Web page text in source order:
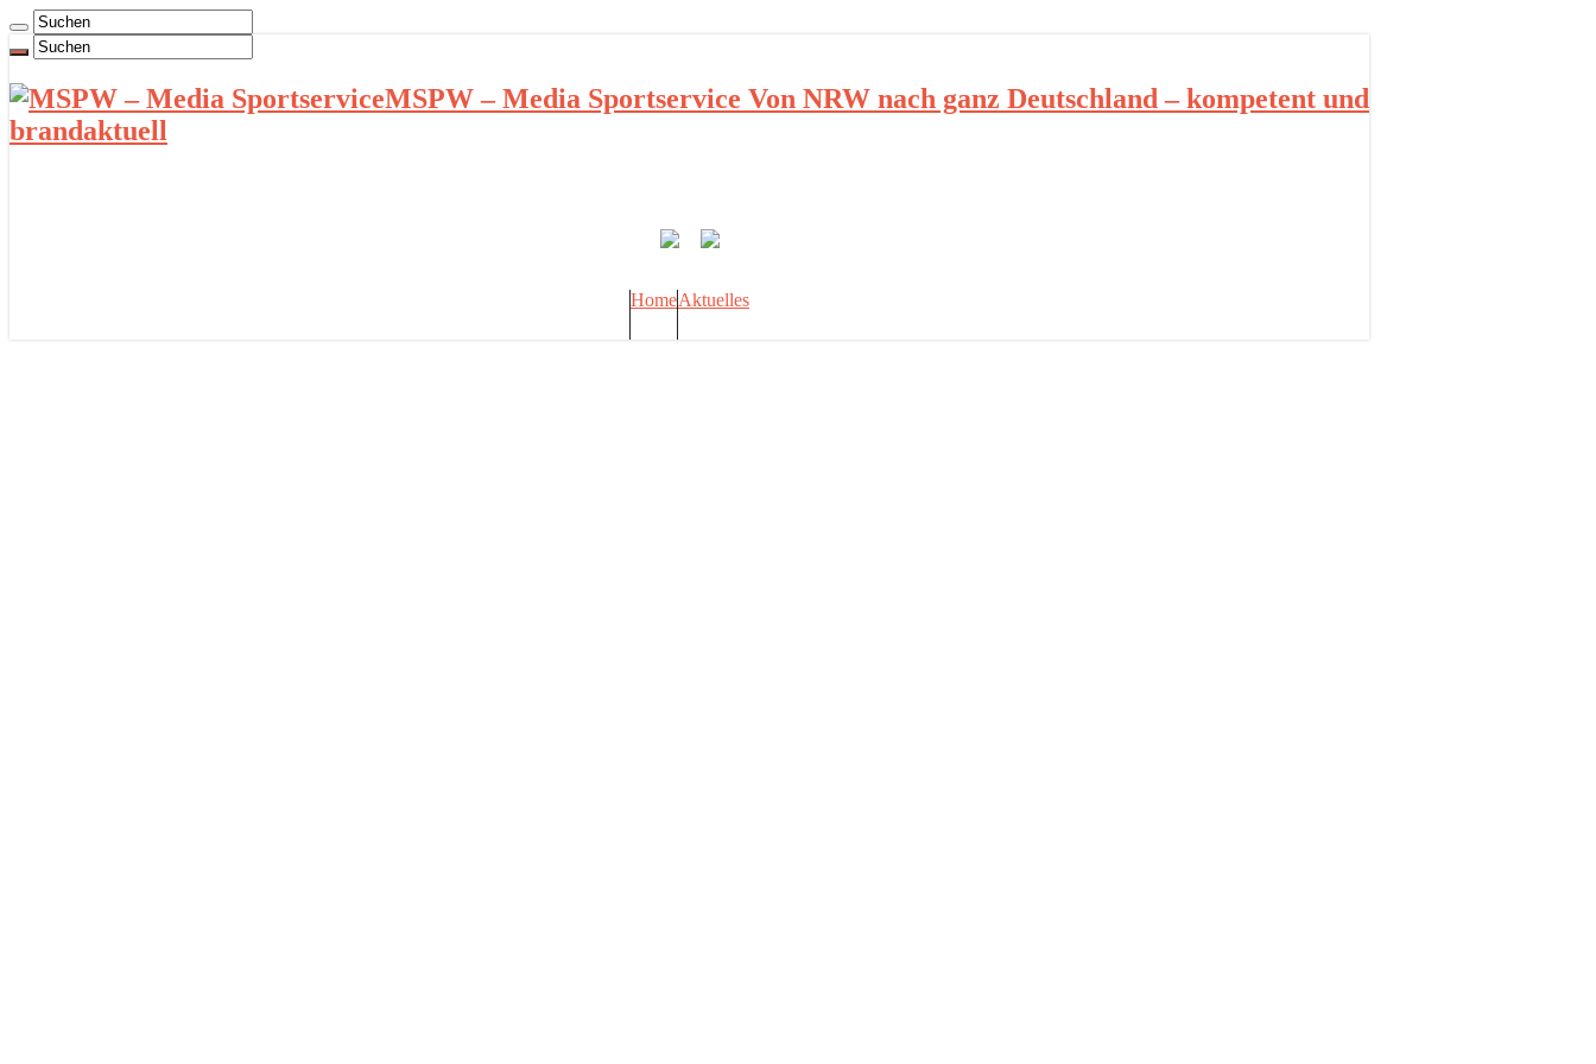
MSPW – Media Sportservice Von NRW nach ganz Deutschland – kompetent und
brandaktuell
HomeAktuelles